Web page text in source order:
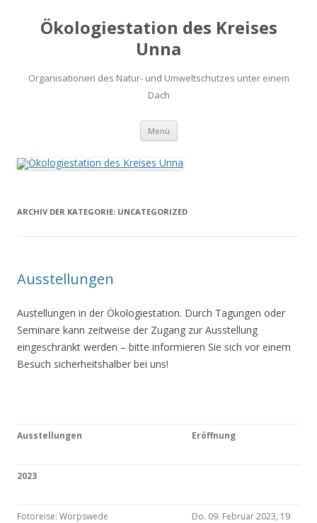
Ökologiestation des Kreises
Unna
Organisationen des Natur- und Umweltschutzes unter einem
Dach
Menü Zum
springen
ARCHIV DER KATEGORIE: UNCATEGORIZED
Ausstellungen
Austellungen in der Ökologiestation. Durch Tagungen oder
Seminare kann zeitweise der Zugang zur Ausstellung
eingeschränkt werden – bitte informieren Sie sich vor einem
Besuch sicherheitshalber bei uns!
Ausstellungen Eröffnung
2023
Fotoreise: Worpswede
Do. 09. Februar 2023, 19